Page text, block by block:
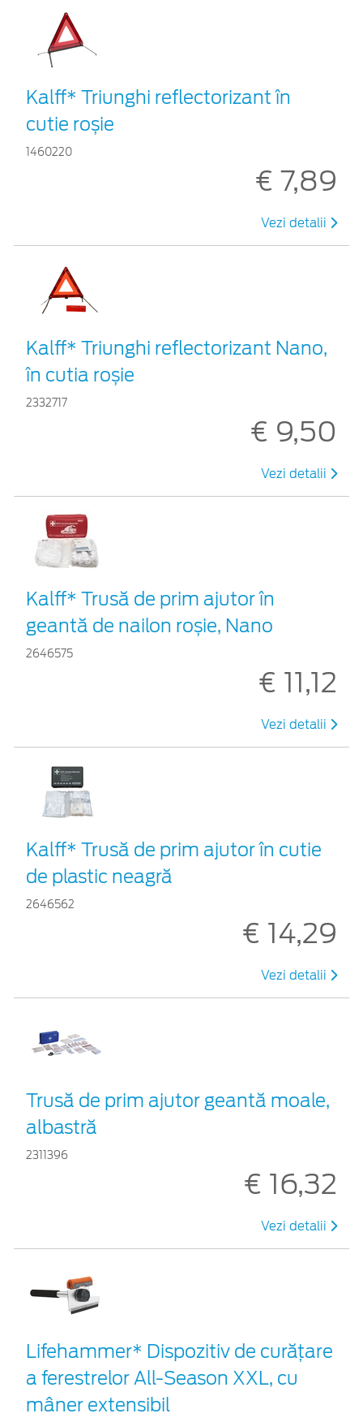
Kalff* Triunghi reflectorizant în
cutie roșie
1460220
€ 7,89
Vezi detalii
Kalff* Triunghi reflectorizant Nano,
în cutia roșie
2332717
€ 9,50
Vezi detalii
Kalff* Trusă de prim ajutor în
geantă de nailon roșie, Nano
2646575
€ 11,12
Vezi detalii
Kalff* Trusă de prim ajutor în cutie
de plastic neagră
2646562
€ 14,29
Vezi detalii
Trusă de prim ajutor geantă moale,
albastră
2311396
€ 16,32
Vezi detalii
Lifehammer* Dispozitiv de curățare
a ferestrelor All-Season XXL, cu
mâner extensibil